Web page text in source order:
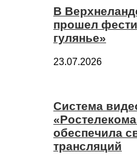
В
прошел
гулянье»
23.07.2026
Система
обеспечила
трансляций